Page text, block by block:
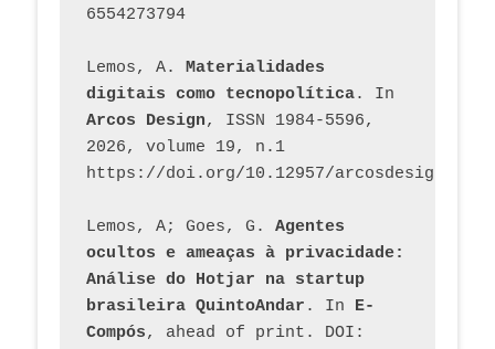
6554273794
Lemos, A. Materialidades
digitais como tecnopolítica
Arcos Design, ISSN 1984-5596,
2026, volume 19, n.1
https://doi.org/10.12957/
Lemos, A; Goes, G. Agentes
ocultos e ameaças à privacidade:
Análise do Hotjar na startup
brasileira QuintoAndar . In E-
Compós, ahead of print. DOI: